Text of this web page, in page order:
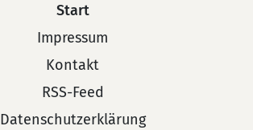
Start
Impressum
Kontakt
RSS-Feed
Datenschutzerklärung